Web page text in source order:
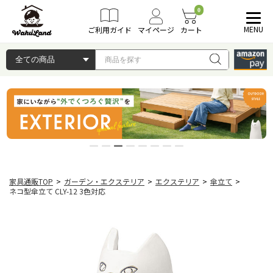
ご利用ガイド マイページ
0
カート MENU
家具通販TOP > ガーデン・エクステリア > エクステリア > 傘立て >
ネコ型傘立て CLY-12 3色対応